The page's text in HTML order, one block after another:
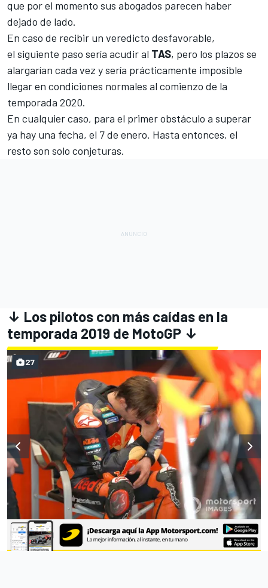
que por el momento sus abogados parecen haber
dejado de lado.
En caso de recibir un veredicto desfavorable,
el siguiente paso sería acudir al TAS, pero los plazos se
alargarían cada vez y sería prácticamente imposible
llegar en condiciones normales al comienzo de la
temporada 2020.
En cualquier caso, para el primer obstáculo a superar
ya hay una fecha, el 7 de enero. Hasta entonces, el
resto son solo conjeturas.
↓ Los pilotos con más caídas en la
temporada 2019 de MotoGP ↓
27